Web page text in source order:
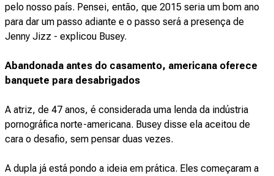
pelo nosso país. Pensei, então, que 2015 seria um bom ano
para dar um passo adiante e o passo será a presença de
Jenny Jizz - explicou Busey.
Abandonada antes do casamento, americana oferece
banquete para desabrigados
A atriz, de 47 anos, é considerada uma lenda da indústria
pornográfica norte-americana. Busey disse ela aceitou de
cara o desafio, sem pensar duas vezes.
A dupla já está pondo a ideia em prática. Eles começaram a